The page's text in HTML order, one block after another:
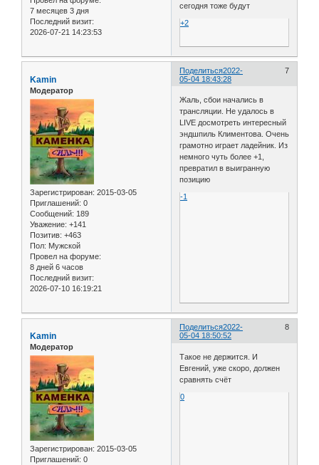
7 месяцев 3 дня
Последний визит:
2026-07-21 14:23:53
сегодня тоже будут
+2
Поделиться 7
2022-
05-04 18:43:28
Kamin
Модератор
Зарегистрирован: 2015-03-05
Приглашений: 0
Сообщений: 189
Уважение: +141
Позитив: +463
Пол: Мужской
Провел на форуме:
8 дней 6 часов
Последний визит:
2026-07-10 16:19:21
Жаль, сбои начались в
трансляции. Не удалось в
LIVE досмотреть интересный
эндшпиль Климентова. Очень
грамотно играет ладейник. Из
немного чуть более +1,
превратил в выигранную
позицию
-1
Поделиться 8
2022-
05-04 18:50:52
Kamin
Модератор
Зарегистрирован: 2015-03-05
Приглашений: 0
Такое не держится. И
Евгений, уже скоро, должен
сравнять счёт
0